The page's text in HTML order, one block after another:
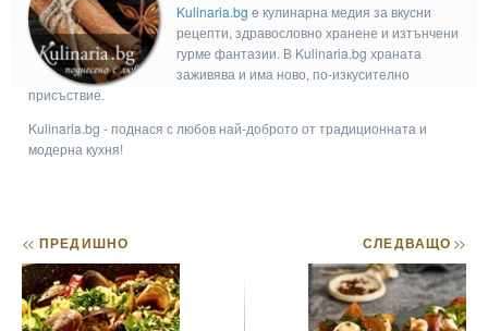
Kulinaria.bg e кулинарна медия за вкусни
рецепти, здравословно хранене и изтънчени
гурме фантазии. В Kulinaria.bg храната
заживява и има ново, по-изкусително
присъствие.
Kulinaria.bg - поднася с любов най-доброто от традиционната и
модерна кухня!
<< ПРЕДИШНО СЛЕДВАЩО>>